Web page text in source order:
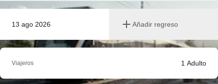
13 ago 2026 Añadir regreso
Viajeros 1 Adulto